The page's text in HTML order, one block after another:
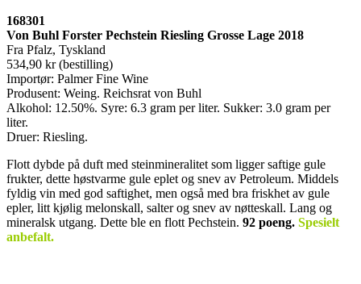
168301
Von Buhl Forster Pechstein Riesling Grosse Lage 2018
Fra Pfalz, Tyskland
534,90 kr (bestilling)
Importør: Palmer Fine Wine
Produsent: Weing. Reichsrat von Buhl
Alkohol: 12.50%. Syre: 6.3 gram per liter. Sukker: 3.0 gram per
liter.
Druer: Riesling.
Flott dybde på duft med steinmineralitet som ligger saftige gule
frukter, dette høstvarme gule eplet og snev av Petroleum. Middels
fyldig vin med god saftighet, men også med bra friskhet av gule
epler, litt kjølig melonskall, salter og snev av nøtteskall. Lang og
mineralsk utgang. Dette ble en flott Pechstein. 92 poeng. Spesielt
anbefalt.